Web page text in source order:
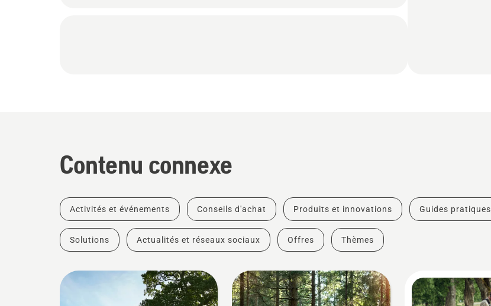
Contenu connexe
Activités et événements Conseils d'achat Produits et innovations Guides pratiques
Solutions Actualités et réseaux sociaux Offres Thèmes